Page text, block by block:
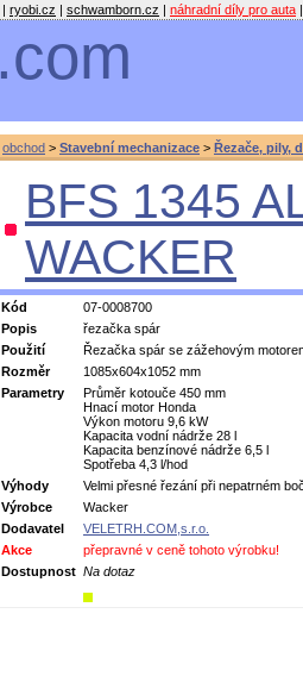
| ryobi.cz | schwamborn.cz | náhradní díly pro auta |
.com
obchod > Stavební mechanizace > Řezače, pily,
BFS 1345
WACKER
Kód
07-0008700
Popis
řezačka spár
Použití
Řezačka spár se zážehovým
Rozměr
1085x604x1052 mm
Parametry
Průměr kotouče 450 mm
Hnací motor Honda
Výkon motoru 9,6 kW
Kapacita vodní nádrže 28 l
Kapacita benzínové nádrže 6,5 l
Spotřeba 4,3 l/hod
Výhody
Velmi přesné řezání při nepatrném
Výrobce
Wacker
Dodavatel
VELETRH.COM,s.r.o.
Akce
přepravné v ceně tohoto výrobku!
Dostupnost Na dotaz